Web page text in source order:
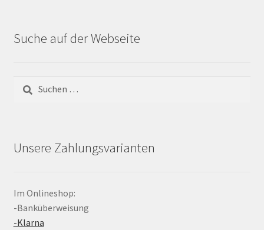
Suche auf der Webseite
Suchen
nach:
Unsere Zahlungsvarianten
Im Onlineshop:
-Banküberweisung
-Klarna